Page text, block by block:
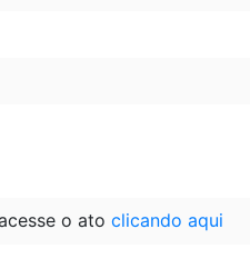
o ato clicando aqui